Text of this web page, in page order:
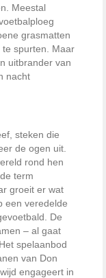
Meestal
grasmatten
spurten. Maar
uitbrander van
nacht
steken die
de ogen uit.
rond hen
term
groeit er wat
een veredelde
De
– al gaat
spelaanbod
van Don
engageert in